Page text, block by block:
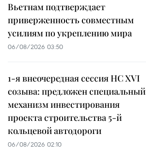
Вьетнам подтверждает
приверженность совместным
усилиям по укреплению мира
06/08/2026 03:50
1-я внеочередная сессия НС XVI
созыва: предложен специальный
механизм инвестирования
проекта строительства 5-й
кольцевой автодороги
06/08/2026 02:10